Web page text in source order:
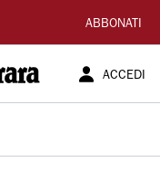
ABBONATI
ACCEDI